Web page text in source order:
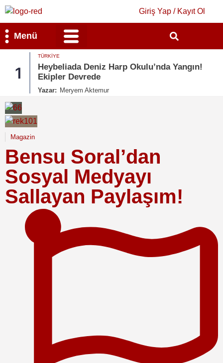
Giriş Yap / Kayıt Ol
Menü
1
TÜRKIYE
Heybeliada Deniz Harp Okulu’nda Yangın!
Ekipler Devrede
Yazar: Meryem Aktemur
Magazin
Bensu Soral’dan
Sosyal Medyayı
Sallayan Paylaşım!